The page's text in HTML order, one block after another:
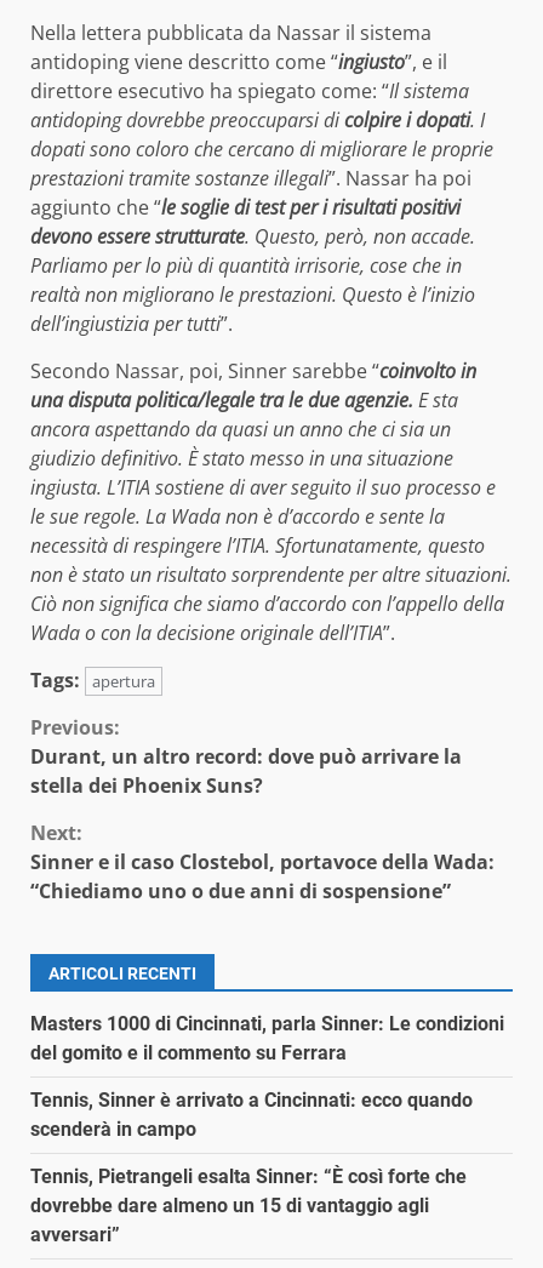
Nella lettera pubblicata da Nassar il sistema
antidoping viene descritto come “ingiusto”, e il
direttore esecutivo ha spiegato come: “Il sistema
antidoping dovrebbe preoccuparsi dicolpire i dopati. I
dopati sono coloro che cercano di migliorare le proprie
prestazioni tramite sostanze illegali”. Nassar ha poi
aggiunto che “le soglie di test per i risultati positivi
devono essere strutturate. Questo, però, non accade.
Parliamo per lo più di quantità irrisorie, cose che in
realtà non migliorano le prestazioni. Questo è l’inizio
dell’ingiustizia per tutti”.
Secondo Nassar, poi, Sinner sarebbe “coinvolto in
una disputa politica/legale tra le due agenzie. E sta
ancora aspettando da quasi un anno che ci sia un
giudizio definitivo. È stato messo in una situazione
ingiusta. L’ITIA sostiene di aver seguito il suo processo e
le sue regole. La Wada non è d’accordo e sente la
necessità di respingere l’ITIA. Sfortunatamente, questo
non è stato un risultato sorprendente per altre situazioni.
Ciò non significa che siamo d’accordo con l’appello della
Wada o con la decisione originale dell’ITIA”.
Tags:
apertura
Continue
Reading
Previous:
Durant, un altro record: dove può arrivare la
stella dei Phoenix Suns?
Next:
Sinner e il caso Clostebol, portavoce della Wada:
“Chiediamo uno o due anni di sospensione”
ARTICOLI RECENTI
Masters 1000 di Cincinnati, parla Sinner: Le condizioni
del gomito e il commento su Ferrara
Tennis, Sinner è arrivato a Cincinnati: ecco quando
scenderà in campo
Tennis, Pietrangeli esalta Sinner: “È così forte che
dovrebbe dare almeno un 15 di vantaggio agli
avversari”